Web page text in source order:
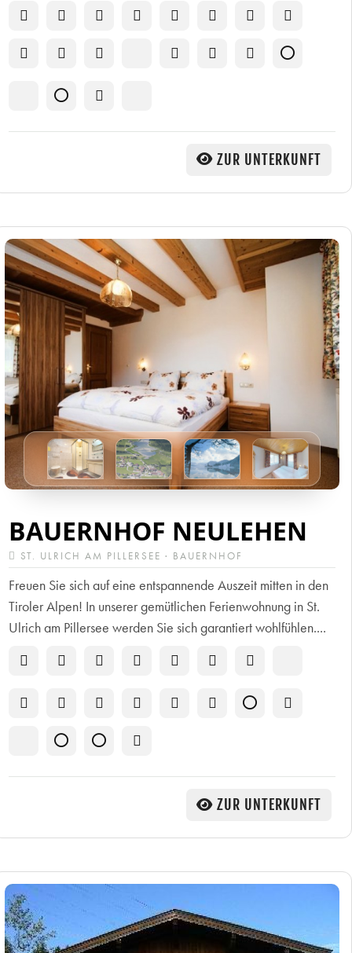
ZUR UNTERKUNFT
BAUERNHOF NEULEHEN
ST. ULRICH AM PILLERSEE · BAUERNHOF
Freuen Sie sich auf eine entspannende Auszeit mitten in den
Tiroler Alpen! In unserer gemütlichen Ferienwohnung in St.
Ulrich am Pillersee werden Sie sich garantiert wohlfühlen....
ZUR UNTERKUNFT